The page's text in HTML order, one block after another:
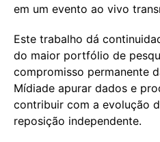
em um evento ao vivo
Este trabalho dá
do maior portfólio de
compromisso permanente
Mídiade apurar dados e
contribuir com a evolução
reposição independente.